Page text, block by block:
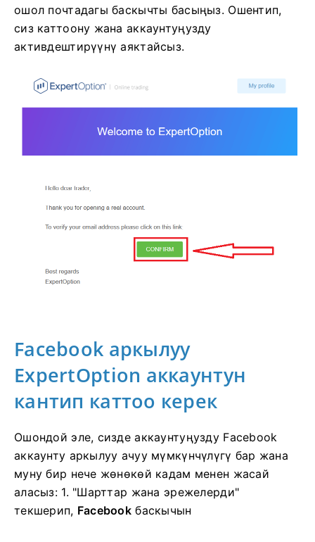
ошол почтадагы баскычты басыңыз. Ошентип,
сиз каттоону жана аккаунтуңузду
активдештирүүнү аяктайсыз.
Facebook аркылуу
ExpertOption аккаунтун
кантип каттоо керек
Ошондой эле, сизде аккаунтуңузду Facebook
аккаунту аркылуу ачуу мүмкүнчүлүгү бар жана
муну бир нече жөнөкөй кадам менен жасай
аласыз: 1. "Шарттар жана эрежелерди"
текшерип, Facebook баскычын